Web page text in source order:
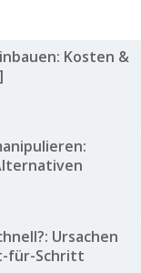
Kosten &
Ursachen
für-Schritt